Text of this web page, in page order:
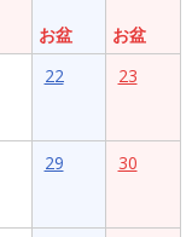
お盆
お盆
22 23
29 30